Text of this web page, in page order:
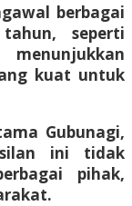
berbagai
seperti
kuat untuk
Gubunagi,
ini tidak
pihak,